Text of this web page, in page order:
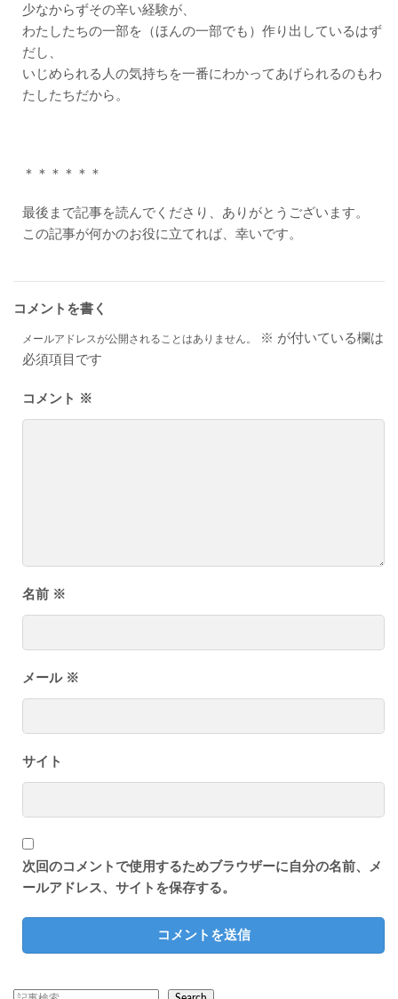
少なからずその辛い経験が、
わたしたちの一部を（ほんの一部でも）作り出しているはず
だし、
いじめられる人の気持ちを一番にわかってあげられるのもわ
たしたちだから。
＊＊＊＊＊＊
最後まで記事を読んでくださり、ありがとうございます。
この記事が何かのお役に立てれば、幸いです。
コメントを書く
メールアドレスが公開されることはありません。 ※ が付いている欄は
必須項目です
コメント ※
名前 ※
メール ※
サイト
次回のコメントで使用するためブラウザーに自分の名前、メ
ールアドレス、サイトを保存する。